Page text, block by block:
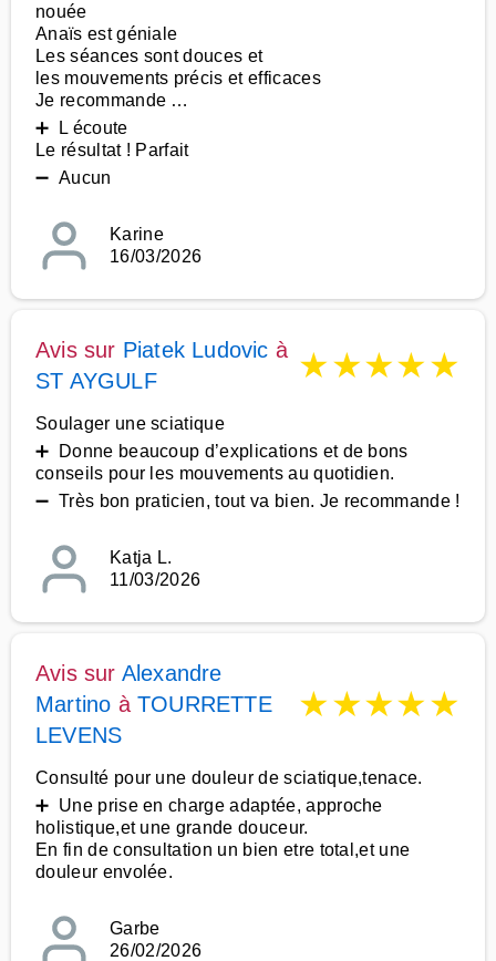
nouée
Anaïs est géniale
Les séances sont douces et
les mouvements précis et efficaces
Je recommande …
➕ L écoute
Le résultat ! Parfait
➖ Aucun
Karine
16/03/2026
Avis sur Piatek Ludovic à
ST AYGULF
★★★★★
Soulager une sciatique
➕ Donne beaucoup d’explications et de bons
conseils pour les mouvements au quotidien.
➖ Très bon praticien, tout va bien. Je recommande !
Katja L.
11/03/2026
Avis sur Alexandre
Martino àTOURRETTE
LEVENS
★★★★★
Consulté pour une douleur de sciatique,tenace.
➕ Une prise en charge adaptée, approche
holistique,et une grande douceur.
En fin de consultation un bien etre total,et une
douleur envolée.
Garbe
26/02/2026